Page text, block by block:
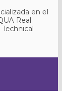
en el
Real